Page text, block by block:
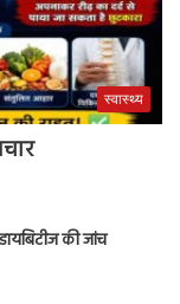
स्वास्थ्य
की जांच